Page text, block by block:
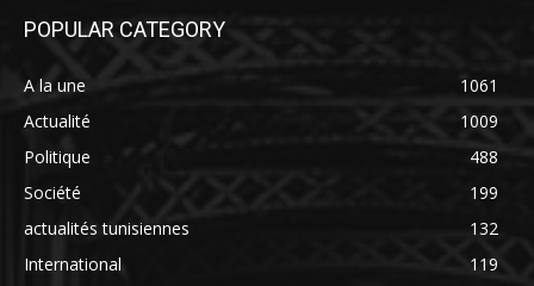
POPULAR CATEGORY
A la une
1061
Actualité
1009
Politique
488
Société
199
actualités tunisiennes
132
International
119